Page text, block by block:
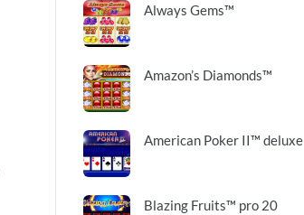
Always Gems™
Amazon’s Diamonds™
American Poker II™ deluxe
Blazing Fruits™ pro 20